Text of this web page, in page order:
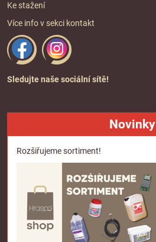
Ke stažení
Více info v sekci kontakt
Sledujte naše sociální sítě!
Novinky
Rozšiřujeme sortiment!